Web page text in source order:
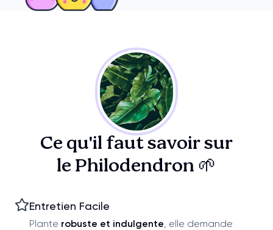
Ce qu'il faut savoir sur
le Philodendron 🌱
Entretien Facile
Plante robuste et indulgente , elle demande